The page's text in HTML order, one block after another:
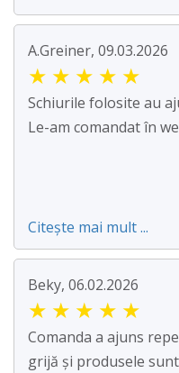
A.Greiner, 09.03.2026
★ ★ ★ ★ ★
Schiurile folosite au
Le-am comandat în
Citește mai mult ...
Beky, 06.02.2026
★ ★ ★ ★ ★
Comanda a ajuns
grijă și produsele